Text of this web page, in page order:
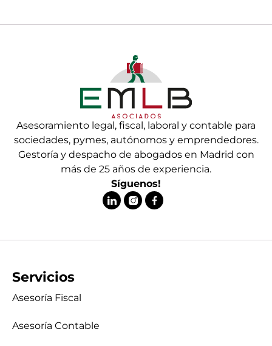
Asesoramiento legal, fiscal, laboral y contable para
sociedades, pymes, autónomos y emprendedores.
Gestoría y despacho de abogados en Madrid con
más de 25 años de experiencia.
Síguenos!
Servicios
Asesoría Fiscal
Asesoría Contable